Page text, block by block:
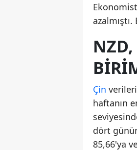
Çin
haftanın
dört
85,66'ya